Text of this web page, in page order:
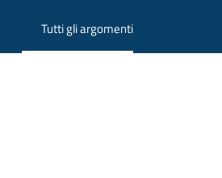
Tutti gli argomenti
Menu selezionato